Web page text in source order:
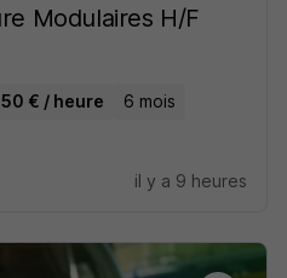
Modulaires H/F
€ / heure 6 mois
il y a 9 heures